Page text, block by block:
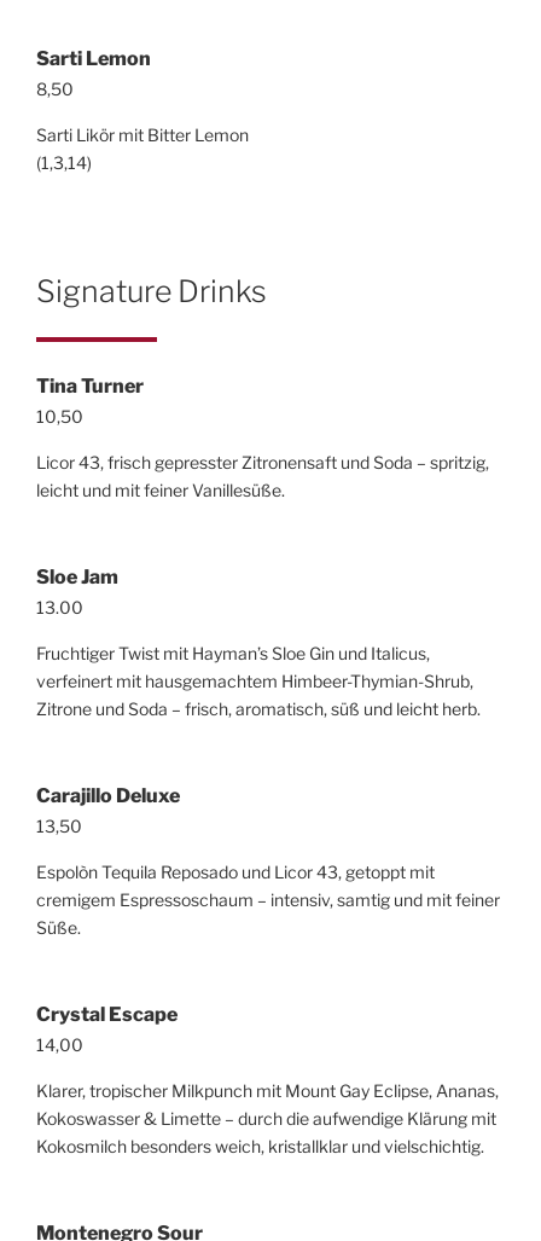
Sarti Lemon
8,50
Sarti Likör mit Bitter Lemon
(1,3,14)
Signature Drinks
Tina Turner
10,50
Licor 43, frisch gepresster Zitronensaft und Soda – spritzig,
leicht und mit feiner Vanillesüße.
Sloe Jam
13.00
Fruchtiger Twist mit Hayman’s Sloe Gin und Italicus,
verfeinert mit hausgemachtem Himbeer-Thymian-Shrub,
Zitrone und Soda – frisch, aromatisch, süß und leicht herb.
Carajillo Deluxe
13,50
Espolòn Tequila Reposado und Licor 43, getoppt mit
cremigem Espressoschaum – intensiv, samtig und mit feiner
Süße.
Crystal Escape
14,00
Klarer, tropischer Milkpunch mit Mount Gay Eclipse, Ananas,
Kokoswasser & Limette – durch die aufwendige Klärung mit
Kokosmilch besonders weich, kristallklar und vielschichtig.
Montenegro Sour